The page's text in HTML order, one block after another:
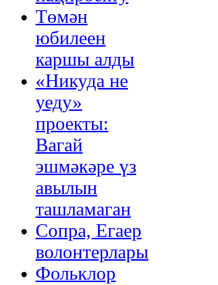
Төмән
юбилеен
каршы алды
«Никуда не
уеду»
проекты:
Вагай
эшмәкәре үз
авылын
ташламаган
Сопра, Егаер
волонтерлары
Фольклор